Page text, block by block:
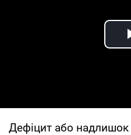
Дефіцит або надлишок